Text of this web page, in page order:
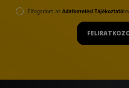
Elfogadom az Adatkezelési Tájékoztató